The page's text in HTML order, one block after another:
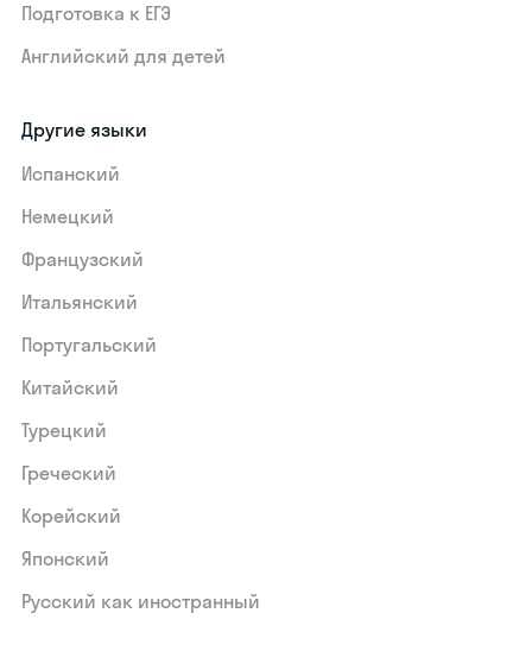
Подготовка к ЕГЭ
Английский для детей
Другие языки
Испанский
Немецкий
Французский
Итальянский
Португальский
Китайский
Турецкий
Греческий
Корейский
Японский
Русский как иностранный